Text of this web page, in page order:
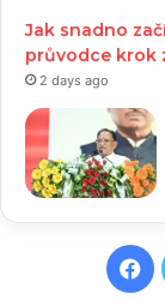
Jak snadno
průvodce krok
2 days ago